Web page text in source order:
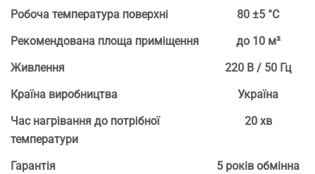
Робоча температура поверхні
80 ±5 °С
Рекомендована площа приміщення
до 10 м²
Живлення
220 В / 50 Гц
Країна виробництва
Україна
Час нагрівання до потрібної
температури
20 хв
Гарантія 5 років обмінна